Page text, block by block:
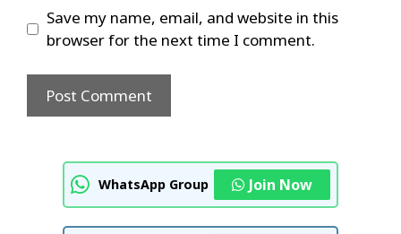
Save my name, email, and website in this
browser for the next time I comment.
WhatsApp Group Join Now